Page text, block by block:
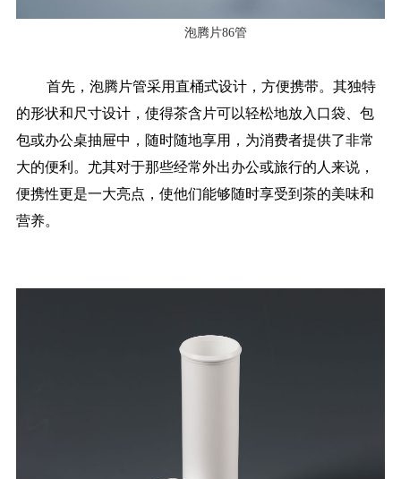
泡腾片86管
首先，泡腾片管采用直桶式设计，方便携带。其独特
的形状和尺寸设计，使得茶含片可以轻松地放入口袋、包
包或办公桌抽屉中，随时随地享用，为消费者提供了非常
大的便利。尤其对于那些经常外出办公或旅行的人来说，
便携性更是一大亮点，使他们能够随时享受到茶的美味和
营养。